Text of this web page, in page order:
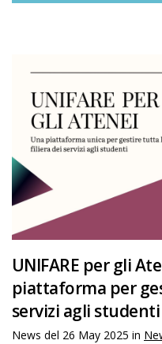
UNIFARE per gli
piattaforma per
servizi agli studenti
News del 26 May 2025 in